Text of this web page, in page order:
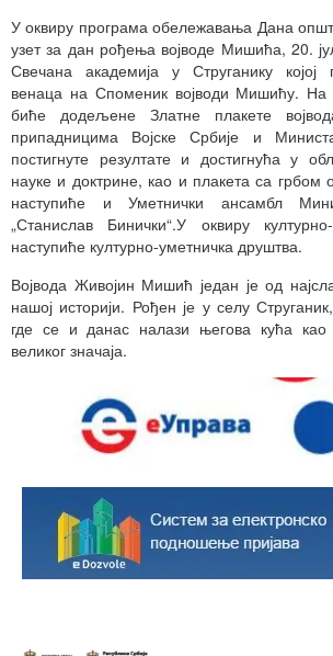
У оквиру програма обележавања Дана
узет за дан рођења војводе Мишића, 20.
Свечана академија у Струганику којој
венаца на Споменик војводи Мишићу. На
биће додељене Златне плакете
припадницима Војске Србије и
постигнуте резултате и достигнућа у
науке и доктрине, као и плакета са
наступиће и Уметнички ансамбл
„Станислав Бинички“.У оквиру
наступиће културно-уметничка друштва.
Војвода Живојин Мишић један је од
нашој историји. Рођен је у селу
где се и данас налази његова кућа као
великог значаја.